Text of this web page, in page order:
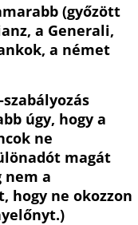
(győzött
a Generali,
a német
úgy, hogy a
ne
magát
nem a
hogy ne okozzon